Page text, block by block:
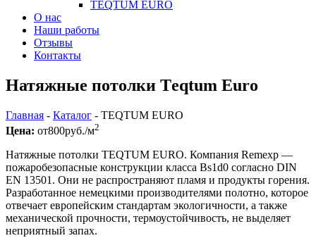
TEQTUM EURO
О нас
Наши работы
Отзывы
Контакты
Натяжные потолки Тeqtum Euro
Главная - Каталог - TEQTUM EURO
Цена: от800руб./м2
Натяжные потолки TEQTUM EURO. Компания Remexp —
пожаробезопасные конструкции класса Bs1d0 согласно DIN
EN 13501. Они не распространяют пламя и продукты горения.
Разработанное немецкими производителями полотно, которое
отвечает европейским стандартам экологичности, а также
механической прочности, термоустойчивость, не выделяет
неприятный запах.